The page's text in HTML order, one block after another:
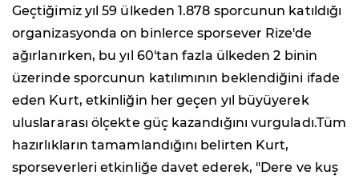
Geçtiğimiz yıl 59 ülkeden 1.878 sporcunun katıldığı
organizasyonda on binlerce sporsever Rize'de
ağırlanırken, bu yıl 60'tan fazla ülkeden 2 binin
üzerinde sporcunun katılımının beklendiğini ifade
eden Kurt, etkinliğin her geçen yıl büyüyerek
uluslararası ölçekte güç kazandığını vurguladı.Tüm
hazırlıkların tamamlandığını belirten Kurt,
sporseverleri etkinliğe davet ederek, "Dere ve kuş